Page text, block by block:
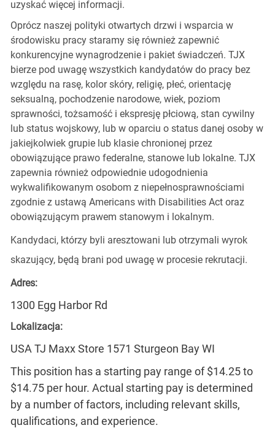
uzyskać więcej informacji.
Oprócz naszej polityki otwartych drzwi i wsparcia w
środowisku pracy staramy się również zapewnić
konkurencyjne wynagrodzenie i pakiet świadczeń. TJX
bierze pod uwagę wszystkich kandydatów do pracy bez
względu na rasę, kolor skóry, religię, płeć, orientację
seksualną, pochodzenie narodowe, wiek, poziom
sprawności, tożsamość i ekspresję płciową, stan cywilny
lub status wojskowy, lub w oparciu o status danej osoby w
jakiejkolwiek grupie lub klasie chronionej przez
obowiązujące prawo federalne, stanowe lub lokalne. TJX
zapewnia również odpowiednie udogodnienia
wykwalifikowanym osobom z niepełnosprawnościami
zgodnie z ustawą Americans with Disabilities Act oraz
obowiązującym prawem stanowym i lokalnym.
Kandydaci, którzy byli aresztowani lub otrzymali wyrok
skazujący, będą brani pod uwagę w procesie rekrutacji.
Adres:
1300 Egg Harbor Rd
Lokalizacja:
USA TJ Maxx Store 1571 Sturgeon Bay WI
This position has a starting pay range of $14.25 to
$14.75 per hour. Actual starting pay is determined
by a number of factors, including relevant skills,
qualifications, and experience.